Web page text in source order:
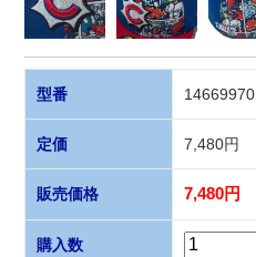
型番 14669970
定価 7,480円
販売価格 7,480円
購入数